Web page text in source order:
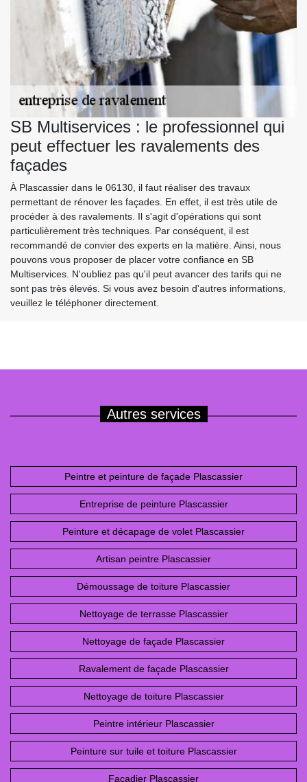
SB Multiservices : le professionnel qui
peut effectuer les ravalements des
façades
À Plascassier dans le 06130, il faut réaliser des travaux
permettant de rénover les façades. En effet, il est très utile de
procéder à des ravalements. Il s'agit d'opérations qui sont
particulièrement très techniques. Par conséquent, il est
recommandé de convier des experts en la matière. Ainsi, nous
pouvons vous proposer de placer votre confiance en SB
Multiservices. N'oubliez pas qu'il peut avancer des tarifs qui ne
sont pas très élevés. Si vous avez besoin d'autres informations,
veuillez le téléphoner directement.
Autres services
Peintre et peinture de façade Plascassier
Entreprise de peinture Plascassier
Peinture et décapage de volet Plascassier
Artisan peintre Plascassier
Démoussage de toiture Plascassier
Nettoyage de terrasse Plascassier
Nettoyage de façade Plascassier
Ravalement de façade Plascassier
Nettoyage de toiture Plascassier
Peintre intérieur Plascassier
Peinture sur tuile et toiture Plascassier
Façadier Plascassier